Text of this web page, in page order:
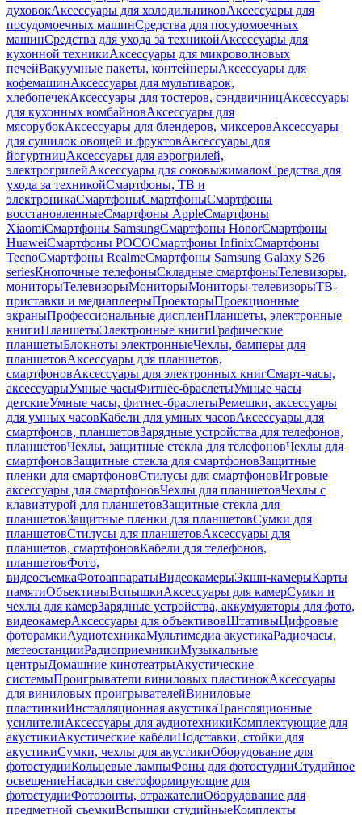
духовокАксессуары для холодильниковАксессуары для
посудомоечных машинСредства для посудомоечных
машинСредства для ухода за техникойАксессуары для
кухонной техникиАксессуары для микроволновых
печейВакуумные пакеты, контейнерыАксессуары для
кофемашинАксессуары для мультиварок,
хлебопечекАксессуары для тостеров, сэндвичницАксессуары
для кухонных комбайновАксессуары для
мясорубокАксессуары для блендеров, миксеровАксессуары
для сушилок овощей и фруктовАксессуары для
йогуртницАксессуары для аэрогрилей,
электрогрилейАксессуары для соковыжималокСредства для
ухода за техникойСмартфоны, ТВ и
электроникаСмартфоныСмартфоныСмартфоны
восстановленныеСмартфоны AppleСмартфоны
XiaomiСмартфоны SamsungСмартфоны HonorСмартфоны
HuaweiСмартфоны POCOСмартфоны InfinixСмартфоны
TecnoСмартфоны RealmeСмартфоны Samsung Galaxy S26
seriesКнопочные телефоныСкладные смартфоныТелевизоры,
мониторыТелевизорыМониторыМониторы-телевизорыТВ-
приставки и медиаплеерыПроекторыПроекционные
экраныПрофессиональные дисплеиПланшеты, электронные
книгиПланшетыЭлектронные книгиГрафические
планшетыБлокноты электронныеЧехлы, бамперы для
планшетовАксессуары для планшетов,
смартфоновАксессуары для электронных книгСмарт-часы,
аксессуарыУмные часыФитнес-браслетыУмные часы
детскиеУмные часы, фитнес-браслетыРемешки, аксессуары
для умных часовКабели для умных часовАксессуары для
смартфонов, планшетовЗарядные устройства для телефонов,
планшетовЧехлы, защитные стекла для телефоновЧехлы для
смартфоновЗащитные стекла для смартфоновЗащитные
пленки для смартфоновСтилусы для смартфоновИгровые
аксессуары для смартфоновЧехлы для планшетовЧехлы с
клавиатурой для планшетовЗащитные стекла для
планшетовЗащитные пленки для планшетовСумки для
планшетовСтилусы для планшетовАксессуары для
планшетов, смартфоновКабели для телефонов,
планшетовФото,
видеосъемкаФотоаппаратыВидеокамерыЭкшн-камерыКарты
памятиОбъективыВспышкиАксессуары для камерСумки и
чехлы для камерЗарядные устройства, аккумуляторы для фото,
видеокамерАксессуары для объективовШтативыЦифровые
фоторамкиАудиотехникаМультимедиа акустикаРадиочасы,
метеостанцииРадиоприемникиМузыкальные
центрыДомашние кинотеатрыАкустические
системыПроигрыватели виниловых пластинокАксессуары
для виниловых проигрывателейВиниловые
пластинкиИнсталляционная акустикаТрансляционные
усилителиАксессуары для аудиотехникиКомплектующие для
акустикиАкустические кабелиПодставки, стойки для
акустикиСумки, чехлы для акустикиОборудование для
фотостудииКольцевые лампыФоны для фотостудииСтудийное
освещениеНасадки светоформирующие для
фотостудииФотозонты, отражателиОборудование для
предметной съемкиВспышки студийныеКомплекты